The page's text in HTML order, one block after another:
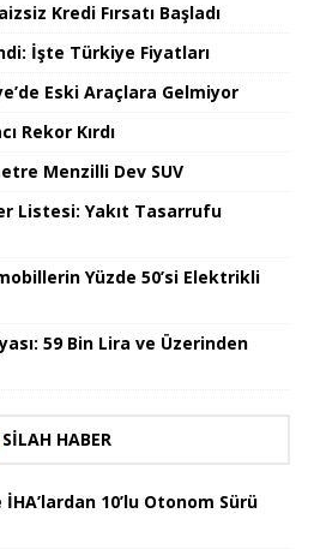
Kredi Fırsatı Başladı
İşte Türkiye Fiyatları
Eski Araçlara Gelmiyor
Rekor Kırdı
Menzilli Dev SUV
Listesi: Yakıt Tasarrufu
Yüzde 50’si Elektrikli
59 Bin Lira ve Üzerinden
SILAH HABER
10’lu Otonom Sürü